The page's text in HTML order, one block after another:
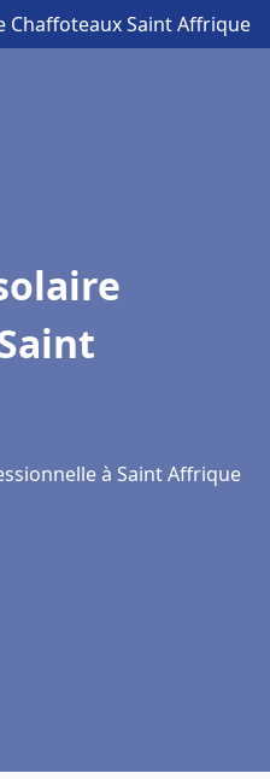
Chaffoteaux Saint Affrique
à Saint Affrique